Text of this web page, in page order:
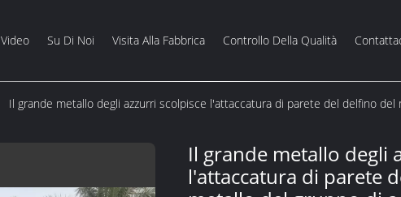
Video Su Di Noi Visita Alla Fabbrica Controllo Della Qualità
Il grande metallo degli azzurri scolpisce l'attaccatura di parete del delfino
Il grande metallo degli
l'attaccatura di parete